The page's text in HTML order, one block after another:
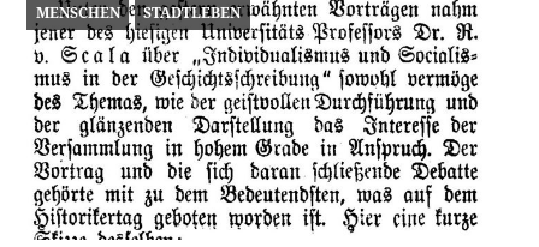
MENSCHEN STADTLEBEN